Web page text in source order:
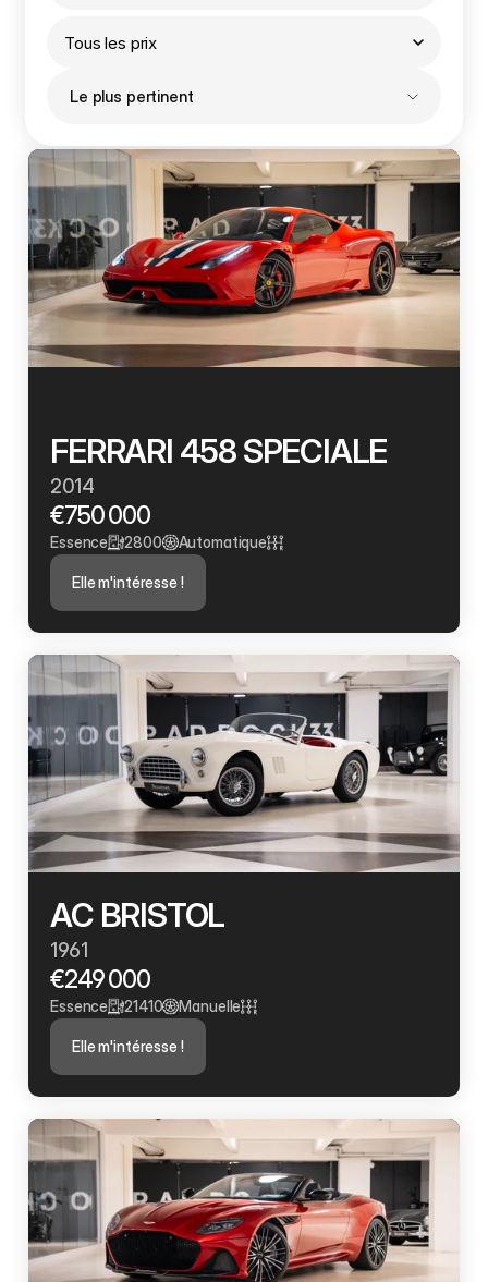
Le plus pertinent
FERRARI 458 SPECIALE
2014
€750 000
Essence 2800 Automatique
Elle m'intéresse !
AC BRISTOL
1961
€249 000
Essence 21410 Manuelle
Elle m'intéresse !